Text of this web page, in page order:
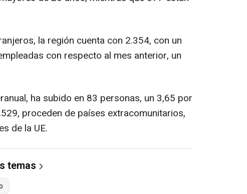
la región cuenta con 2.354, con un
con respecto al mes anterior, un
ha subido en 83 personas, un 3,65 por
proceden de países extracomunitarios,
de la UE.
temas